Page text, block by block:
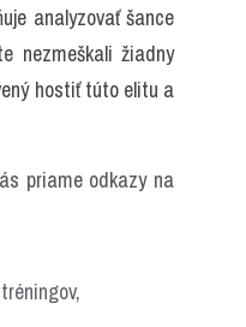
analyzovať šance
nezmeškali žiadny
hostiť túto elitu a
priame odkazy na